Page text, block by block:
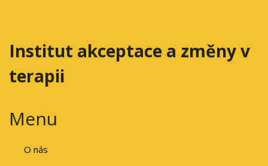
Institut akceptace a změny v
terapii
Menu
O nás